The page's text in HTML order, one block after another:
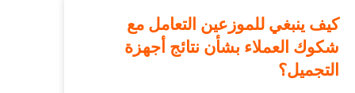
كيف ينبغي للموزعين التعامل مع
شكوك العملاء بشأن نتائج أجهزة
التجميل؟